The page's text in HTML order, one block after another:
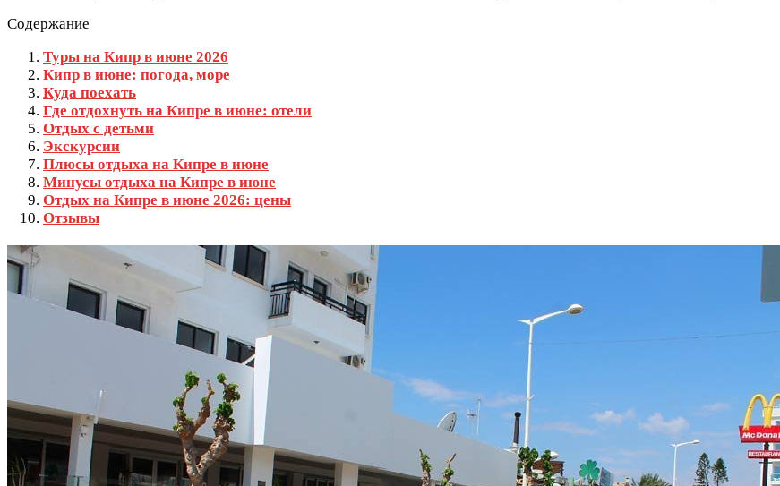
Содержание
Туры на Кипр в июне 2026
Кипр в июне: погода, море
Куда поехать
Где отдохнуть на Кипре в июне: отели
Отдых с детьми
Экскурсии
Плюсы отдыха на Кипре в июне
Минусы отдыха на Кипре в июне
Отдых на Кипре в июне 2026: цены
Отзывы